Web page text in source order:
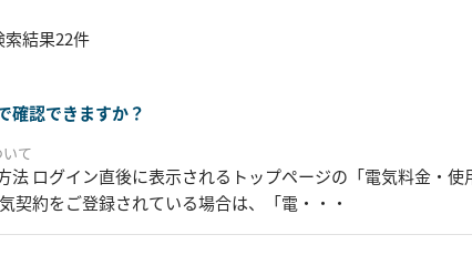
索結果22件
確認できますか？
て
法 ログイン直後に表示されるトップページの「電気料金・
契約をご登録されている場合は、「電・・・